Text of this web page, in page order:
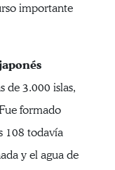
importante
de 3.000 islas,
formado
108 todavía
y el agua de